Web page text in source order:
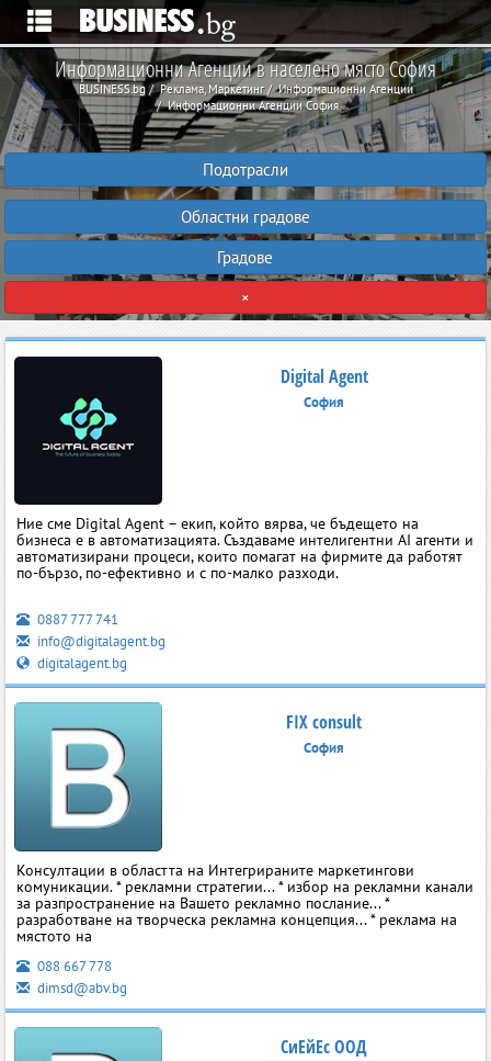
Информационни Агенции в населено място София
BUSINESS.bg Реклама, Маркетинг
Информационни Агенции
Информационни Агенции София
Подотрасли
Областни градове
Градове
×
Digital Agent
София
Ние сме Digital Agent – екип, който вярва, че бъдещето на
бизнеса е в автоматизацията. Създаваме интелигентни AI агенти и
автоматизирани процеси, които помагат на фирмите да работят
по-бързо, по-ефективно и с по-малко разходи.
0887 777 741
info@digitalagent.bg
digitalagent.bg
FIX consult
София
Консултации в областта на Интегрираните маркетингови
комуникации. * рекламни стратегии... * избор на рекламни канали
за разпространение на Вашето рекламно послание... *
разработване на творческа рекламна концепция... * реклама на
мястото на
088 667 778
dimsd@abv.bg
СиЕйЕс ООД